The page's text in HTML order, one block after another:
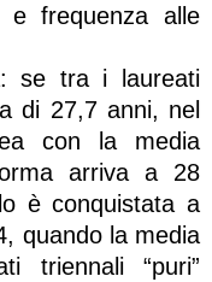
frequenza alle
se tra i laureati
di 27,7 anni, nel
con la media
arriva a 28
è conquistata a
quando la media
triennali “puri”